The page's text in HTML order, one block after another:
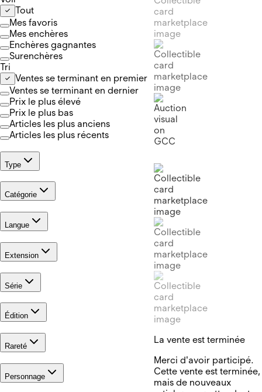
Tout
Mes favoris
Mes enchères
Enchères gagnantes
Surenchères
Tri
Ventes se terminant en premier
Ventes se terminant en dernier
Prix le plus élevé
Prix le plus bas
Articles les plus anciens
Articles les plus récents
Type
Catégorie
Langue
Extension
Série
Édition
Rareté
Personnage
La vente est terminée
Merci d'avoir participé.
Cette vente est terminée,
mais de nouveaux